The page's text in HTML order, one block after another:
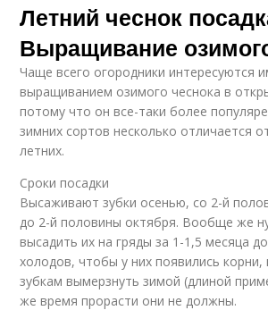
Летний чеснок
Выращивание
Чаще всего огородники интересуются
выращиванием озимого чеснока в
потому что он все-таки более
зимних сортов несколько отличается
летних.
Сроки посадки
Высаживают зубки осенью, со 2-й
до 2-й половины октября. Вообще же
высадить их на гряды за 1-1,5 месяца
холодов, чтобы у них появились корни,
зубкам вымерзнуть зимой (длиной
же время прорасти они не должны.